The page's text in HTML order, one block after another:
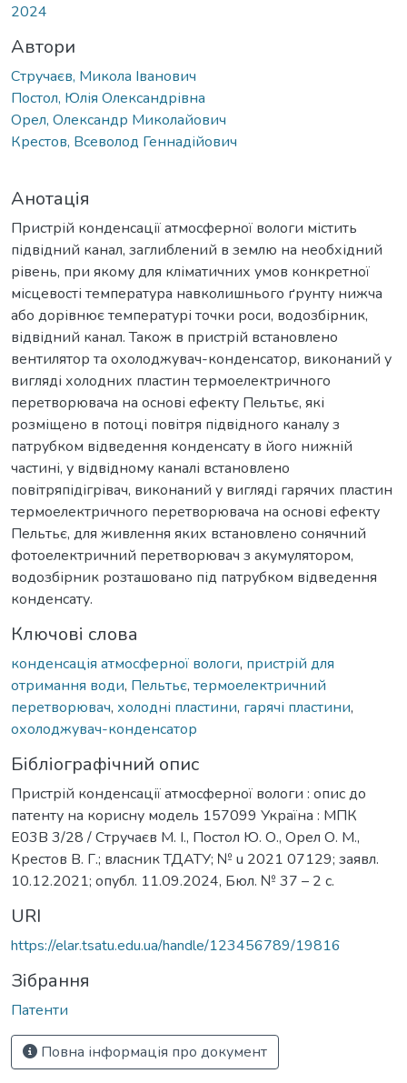
2024
Автори
Стручаєв, Микола Іванович
Постол, Юлія Олександрівна
Орел, Олександр Миколайович
Крестов, Всеволод Геннадійович
Анотація
Пристрій конденсації атмосферної вологи містить
підвідний канал, заглиблений в землю на необхідний
рівень, при якому для кліматичних умов конкретної
місцевості температура навколишнього ґрунту нижча
або дорівнює температурі точки роси, водозбірник,
відвідний канал. Також в пристрій встановлено
вентилятор та охолоджувач-конденсатор, виконаний у
вигляді холодних пластин термоелектричного
перетворювача на основі ефекту Пельтьє, які
розміщено в потоці повітря підвідного каналу з
патрубком відведення конденсату в його нижній
частині, у відвідному каналі встановлено
повітряпідігрівач, виконаний у вигляді гарячих пластин
термоелектричного перетворювача на основі ефекту
Пельтьє, для живлення яких встановлено сонячний
фотоелектричний перетворювач з акумулятором,
водозбірник розташовано під патрубком відведення
конденсату.
Ключові слова
конденсація атмосферної вологи, пристрій для
отримання води, Пельтьє, термоелектричний
перетворювач, холодні пластини, гарячі пластини,
охолоджувач-конденсатор
Бібліографічний опис
Пристрій конденсації атмосферної вологи : опис до
патенту на корисну модель 157099 Україна : МПК
E03B 3/28 / Стручаєв М. І., Постол Ю. О., Орел О. М.,
Крестов В. Г.; власник ТДАТУ; № u 2021 07129; заявл.
10.12.2021; опубл. 11.09.2024, Бюл. № 37 – 2 с.
URI
https://elar.tsatu.edu.ua/handle/123456789/19816
Зібрання
Патенти
Повна інформація про документ